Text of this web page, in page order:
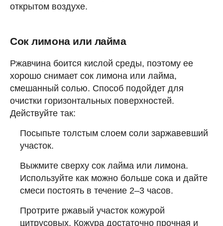
открытом воздухе.
Сок лимона или лайма
Ржавчина боится кислой среды, поэтому ее
хорошо снимает сок лимона или лайма,
смешанный солью. Способ подойдет для
очистки горизонтальных поверхностей.
Действуйте так:
Посыпьте толстым слоем соли заржавевший
участок.
Выжмите сверху сок лайма или лимона.
Используйте как можно больше сока и дайте
смеси постоять в течение 2–3 часов.
Протрите ржавый участок кожурой
цитрусовых. Кожура достаточно прочная и